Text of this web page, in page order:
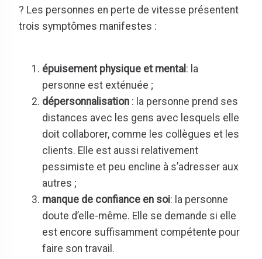
? Les personnes en perte de vitesse présentent
trois symptômes manifestes :
épuisement physique et mental : la
personne est exténuée ;
dépersonnalisation : la personne prend ses
distances avec les gens avec lesquels elle
doit collaborer, comme les collègues et les
clients. Elle est aussi relativement
pessimiste et peu encline à s’adresser aux
autres ;
manque de confiance en soi: la personne
doute d’elle-même. Elle se demande si elle
est encore suffisamment compétente pour
faire son travail.